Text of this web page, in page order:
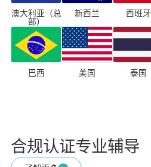
澳大利亚（总
部）
新西兰 西班牙
巴西 美国 泰国
合规认证专业辅导